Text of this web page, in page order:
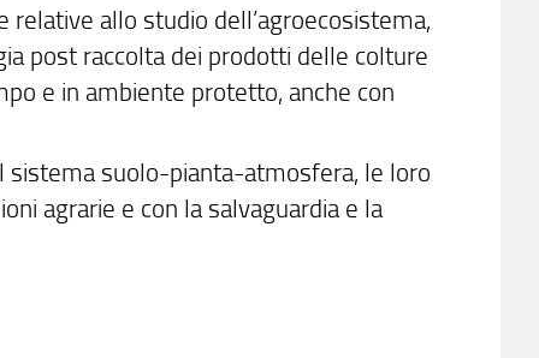
allo studio dell’agroecosistema,
post raccolta dei prodotti delle colture
e in ambiente protetto, anche con
sistema suolo-pianta-atmosfera, le loro
agrarie e con la salvaguardia e la